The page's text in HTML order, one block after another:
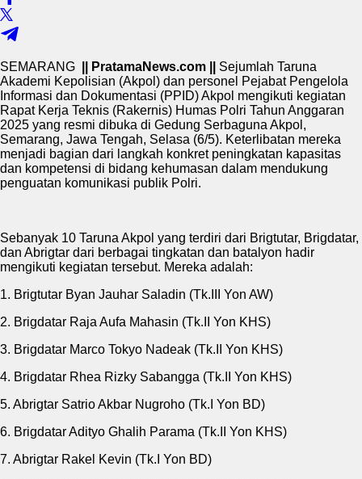
SEMARANG || PratamaNews.com ||
Sejumlah Taruna
Akademi Kepolisian (Akpol) dan personel Pejabat Pengelola
Informasi dan Dokumentasi (PPID) Akpol mengikuti kegiatan
Rapat Kerja Teknis (Rakernis) Humas Polri Tahun Anggaran
2025 yang resmi dibuka di Gedung Serbaguna Akpol,
Semarang, Jawa Tengah, Selasa (6/5). Keterlibatan mereka
menjadi bagian dari langkah konkret peningkatan kapasitas
dan kompetensi di bidang kehumasan dalam mendukung
penguatan komunikasi publik Polri.
Sebanyak 10 Taruna Akpol yang terdiri dari Brigtutar, Brigdatar,
dan Abrigtar dari berbagai tingkatan dan batalyon hadir
mengikuti kegiatan tersebut. Mereka adalah:
1. Brigtutar Byan Jauhar Saladin (Tk.III Yon AW)
2. Brigdatar Raja Aufa Mahasin (Tk.II Yon KHS)
3. Brigdatar Marco Tokyo Nadeak (Tk.II Yon KHS)
4. Brigdatar Rhea Rizky Sabangga (Tk.II Yon KHS)
5. Abrigtar Satrio Akbar Nugroho (Tk.I Yon BD)
6. Brigdatar Adityo Ghalih Parama (Tk.II Yon KHS)
7. Abrigtar Rakel Kevin (Tk.I Yon BD)